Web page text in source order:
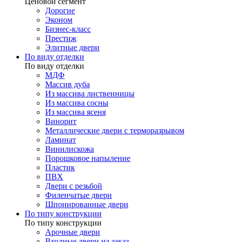
Дорогие
Эконом
Бизнес-класс
Престиж
Элитные двери
По виду отделки
По виду отделки
МДФ
Массив дуба
Из массива лиственницы
Из массива сосны
Из массива ясеня
Винорит
Металлические двери с терморазрывом
Ламинат
Винилискожа
Порошковое напыление
Пластик
ПВХ
Двери с резьбой
Филенчатые двери
Шпонированные двери
По типу конструкции
По типу конструкции
Арочные двери